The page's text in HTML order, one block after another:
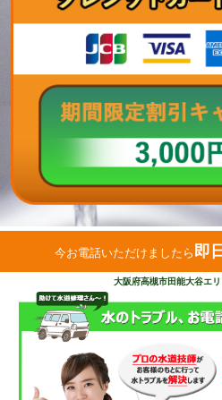
今お電話いただけましたら 即
大阪府高槻市田能大谷エ